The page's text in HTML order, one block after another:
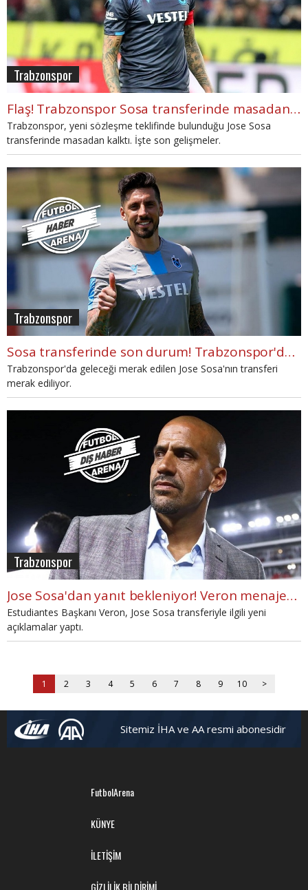
Trabzonspor
Flaş! Trabzonspor Sosa transferinde masadan kalktı
Trabzonspor, yeni sözleşme teklifinde bulunduğu Jose Sosa
transferinde masadan kalktı. İşte son gelişmeler.
Trabzonspor
Sosa transferinde son durum! Trabzonspor'da kalacak mı?
Trabzonspor'da geleceği merak edilen Jose Sosa'nın transferi
merak ediliyor.
Trabzonspor
Jose Sosa'dan yanıt bekleniyor! Veron menajerine sinirlendi
Estudiantes Başkanı Veron, Jose Sosa transferiyle ilgili yeni
açıklamalar yaptı.
1 2 3 4 5 6 7 8 9 10 >
Sitemiz İHA ve AA resmi abonesidir
FutbolArena
KÜNYE
İLETİŞİM
GİZLİLİK BİLDİRİMİ